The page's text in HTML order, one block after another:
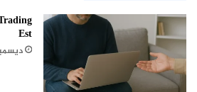
Est
ديسمبر 24,